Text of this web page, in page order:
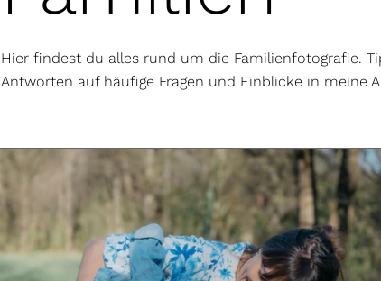
Hier findest du alles rund um die Familienfotografie.
Antworten auf häufige Fragen und Einblicke in meine